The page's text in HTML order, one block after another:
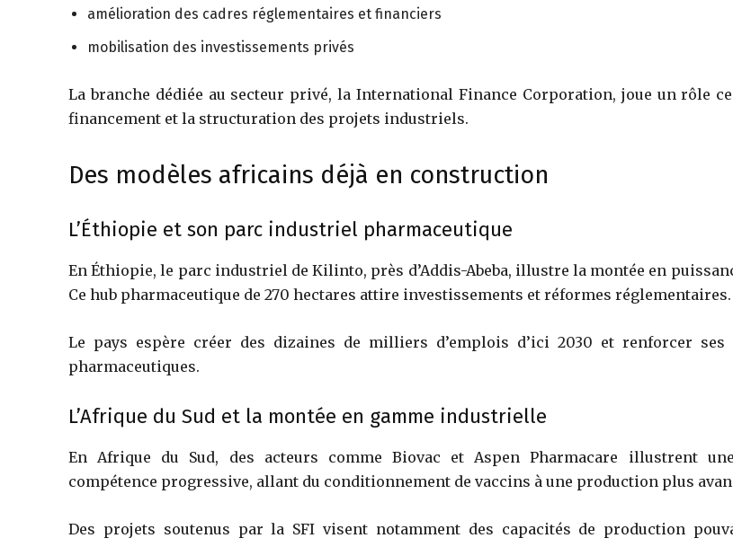
amélioration des cadres réglementaires et financiers
mobilisation des investissements privés
La branche dédiée au secteur privé, laInternational Finance Corporation, joue un rôle
financement et la structuration des projets industriels.
Des modèles africains déjà en construction
L’Éthiopie et son parc industriel pharmaceutique
EnÉthiopie, le parc industriel de Kilinto, près d’Addis-Abeba, illustre la montée en
Ce hub pharmaceutique de 270 hectares attire investissements et réformes réglementaires.
Le pays espère créer des dizaines de milliers d’emplois d’ici 2030 et renforcer ses
pharmaceutiques.
L’Afrique du Sud et la montée en gamme industrielle
En Afrique du Sud, des acteurs comme Biovac et Aspen Pharmacare illustrent
compétence progressive, allant du conditionnement de vaccins à une production plus
Des projets soutenus par la SFI visent notamment des capacités de production